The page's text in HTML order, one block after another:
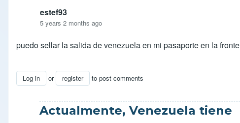
estef93
5 years 2 months ago
puedo sellar la salida de venezuela en mi pasaporte en la
Log in or register to post comments
Actualmente, Venezuela tiene